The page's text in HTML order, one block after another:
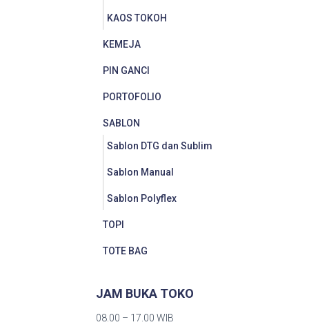
KAOS TOKOH
KEMEJA
PIN GANCI
PORTOFOLIO
SABLON
Sablon DTG dan Sublim
Sablon Manual
Sablon Polyflex
TOPI
TOTE BAG
JAM BUKA TOKO
08.00 – 17.00 WIB